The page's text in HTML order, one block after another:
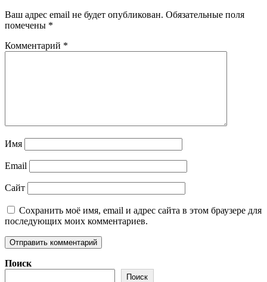
Ваш адрес email не будет опубликован. Обязательные поля
помечены *
Комментарий *
Имя
Email
Сайт
Сохранить моё имя, email и адрес сайта в этом браузере для
последующих моих комментариев.
Поиск
Поиск